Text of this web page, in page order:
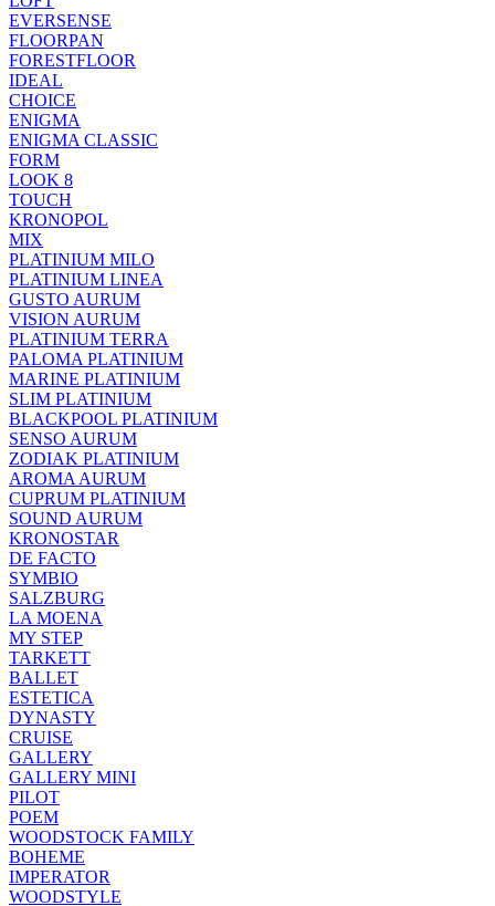
EVERSENSE
FLOORPAN
FORESTFLOOR
IDEAL
CHOICE
ENIGMA
ENIGMA CLASSIC
FORM
LOOK 8
TOUCH
KRONOPOL
MIX
PLATINIUM MILO
PLATINIUM LINEA
GUSTO AURUM
VISION AURUM
PLATINIUM TERRA
PALOMA PLATINIUM
MARINE PLATINIUM
SLIM PLATINIUM
BLACKPOOL PLATINIUM
SENSO AURUM
ZODIAK PLATINIUM
AROMA AURUM
CUPRUM PLATINIUM
SOUND AURUM
KRONOSTAR
DE FACTO
SYMBIO
SALZBURG
LA MOENA
MY STEP
TARKETT
BALLET
ESTETICA
DYNASTY
CRUISE
GALLERY
GALLERY MINI
PILOT
POEM
WOODSTOCK FAMILY
BOHEME
IMPERATOR
WOODSTYLE